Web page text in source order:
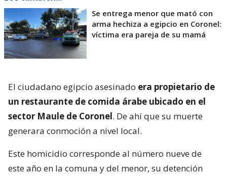
Se entrega menor que mató con
arma hechiza a egipcio en Coronel:
víctima era pareja de su mamá
El ciudadano egipcio asesinado era propietario de
un restaurante de comida árabe ubicado en el
sector Maule de Coronel. De ahí que su muerte
generara conmoción a nivel local.
Este homicidio corresponde al número nueve de
este año en la comuna y del menor, su detención